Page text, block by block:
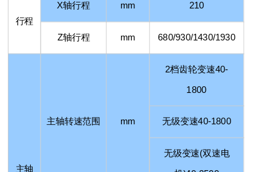
行程
X轴行程 mm 210
Z轴行程 mm 680/930/1430/1930
主轴
主轴转速范围 mm
2档齿轮变速40-
1800
无级变速40-1800
无级变速(双速电